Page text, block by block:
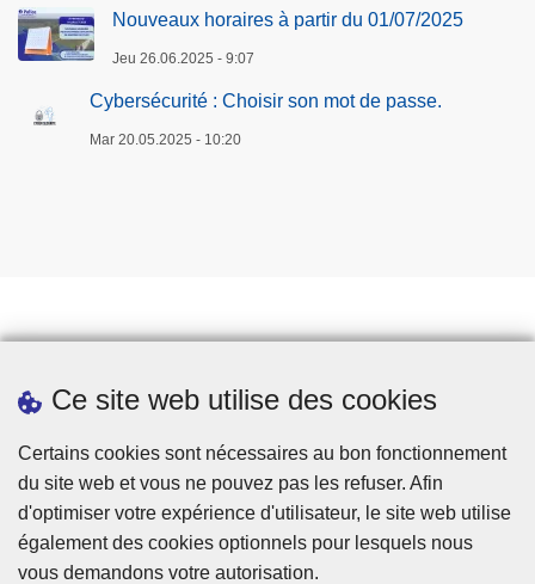
Ce site web utilise des cookies
Certains cookies sont nécessaires au bon fonctionnement
du site web et vous ne pouvez pas les refuser. Afin
d'optimiser votre expérience d'utilisateur, le site web utilise
également des cookies optionnels pour lesquels nous
vous demandons votre autorisation.
Nouveaux horaires à partir du 01/07/2025
Jeu 26.06.2025 - 9:07
Cybersécurité : Choisir son mot de passe.
Mar 20.05.2025 - 10:20
Téléchargements
Presse